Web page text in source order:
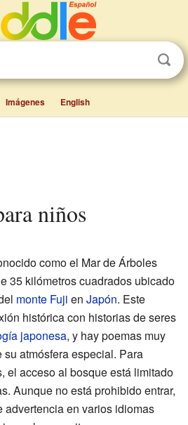
Imágenes English
niños
como el Mar de Árboles
35 kilómetros cuadrados ubicado
monte Fuji en Japón. Este
histórica con historias de seres
japonesa, y hay poemas muy
atmósfera especial. Para
el acceso al bosque está limitado
Aunque no está prohibido entrar,
advertencia en varios idiomas